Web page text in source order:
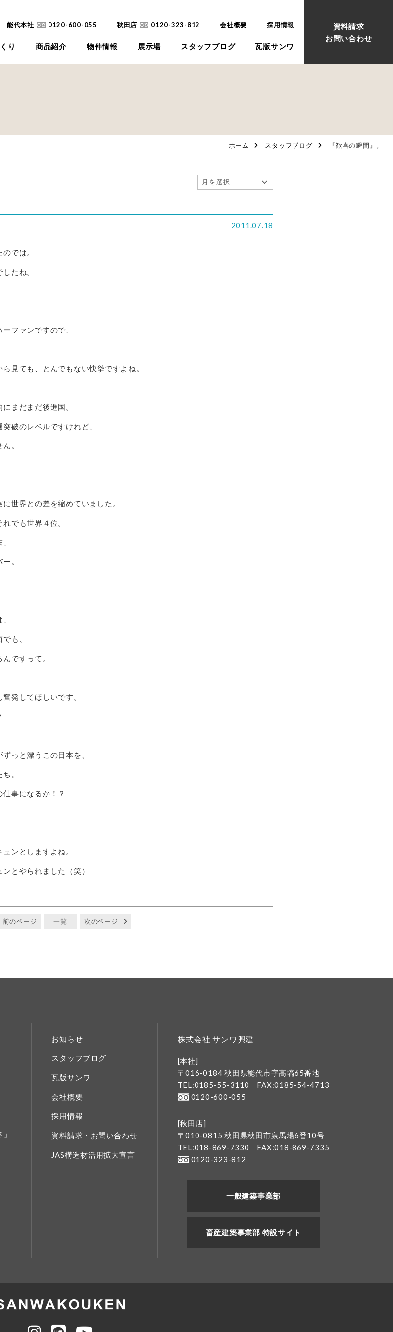
り 商品紹介
イイイエ
物件情報 展示場
下瀬平屋モデルハウス
スタッフブログ 瓦版サンワ
会社概要 採用情報
能代本社 0120-600-055 秋田店 0120-323-812
資料請求
お問い合わせ
ホーム スタッフブログ 『歓喜の瞬間』。
2011.07.18
では。
たね。
ファンですので、
見ても、とんでもない快挙ですよね。
まだまだ後進国。
破のレベルですけれど、
。
世界との差を縮めていました。
でも世界４位。
。
も、
ですって。
発してほしいです。
っと漂うこの日本を、
。
事になるか！？
ンとしますよね。
とやられました（笑）
前のページ 一覧 次のページ
お知らせ
スタッフブログ
瓦版サンワ
会社概要
採用情報
資料請求・お問い合わせ
JAS構造材活用拡大宣言
株式会社 サンワ興建
[本社]
〒016-0184 秋田県能代市字高塙65番地
TEL:0185-55-3110
FAX:0185-54-4713
0120-600-055
[秋田店]
〒010-0815 秋田県秋田市泉馬場6番10号
TEL:018-869-7330
FAX:018-869-7335
0120-323-812
一般建築事業部
畜産建築事業部 特設サイト